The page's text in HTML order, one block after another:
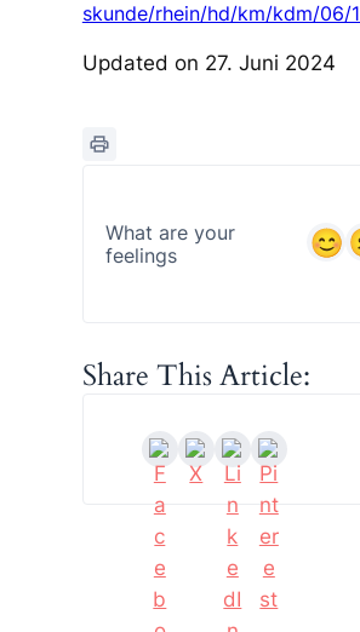
skunde/rhein/hd/km/kdm/06/
Updated on 27. Juni 2024
What are your
feelings
Share This Article: